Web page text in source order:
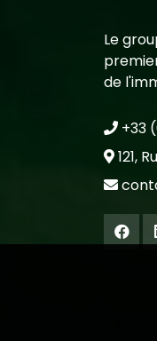
Le
de
+33
121,